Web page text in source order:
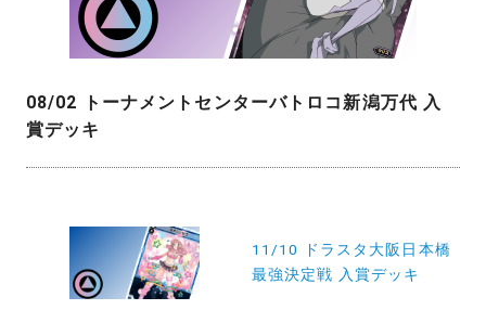
08/02 トーナメントセンターバトロコ新潟万代 入
賞デッキ
11/10 ドラスタ大阪日本橋
最強決定戦 入賞デッキ